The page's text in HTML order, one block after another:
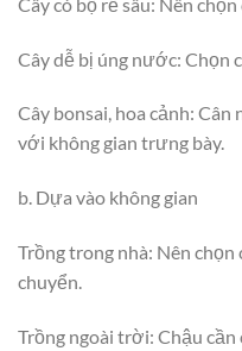
Cây dễ bị úng nước: Chọn
Cây bonsai, hoa cảnh:
với không gian trưng bày.
b. Dựa vào không gian
Trồng trong nhà: Nên chọn
chuyển.
Trồng ngoài trời: Chậu cần